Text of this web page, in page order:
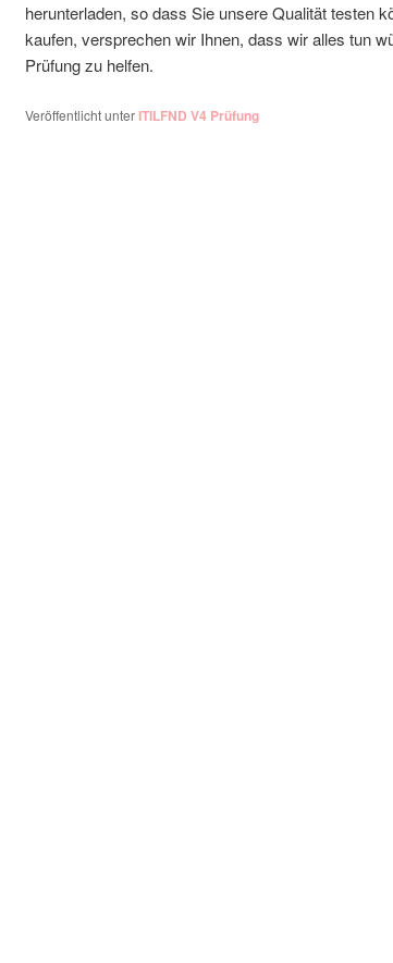
herunterladen, so dass Sie unsere Qualität testen
kaufen, versprechen wir Ihnen, dass wir alles tun
Prüfung zu helfen.
Veröffentlicht unter ITILFND V4 Prüfung